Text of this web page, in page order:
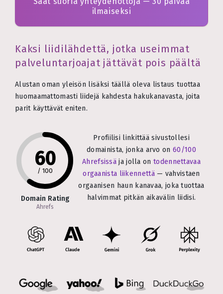
ilmaiseksi
Kaksi liidilähdettä, jotka useimmat
palveluntarjoajat jättävät pois päältä
Alustan oman yleisön lisäksi täällä oleva listaus tuottaa
huomaamattomasti liidejä kahdesta hakukanavasta, joita
parit käyttävät eniten.
60
/ 100
Domain Rating
Ahrefs
Profiilisi linkittää sivustollesi
domainista, jonka arvo on 60/100
Ahrefsissä ja jolla on todennettavaa
orgaanista liikennettä— vahvistaen
orgaanisen haun kanavaa, joka tuottaa
halvimmat pitkän aikavälin liidisi.